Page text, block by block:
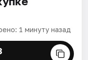
1 минуту назад